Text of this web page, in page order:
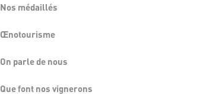
Nos médaillés
Œnotourisme
On parle de nous
Que font nos vignerons